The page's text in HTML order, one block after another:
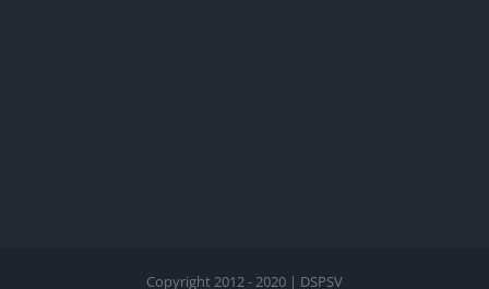
Copyright 2012 - 2020 | DSPSV